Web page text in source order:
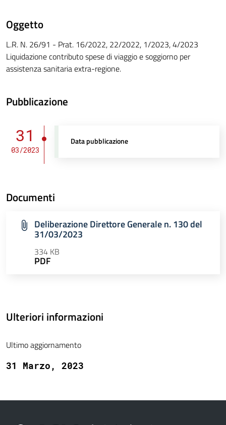
Oggetto
L.R. N. 26/91 - Prat. 16/2022, 22/2022, 1/2023, 4/2023
Liquidazione contributo spese di viaggio e soggiorno per
assistenza sanitaria extra-regione.
Pubblicazione
31
03/2023
Data pubblicazione
Documenti
Deliberazione Direttore Generale n. 130 del
31/03/2023
334 KB
PDF
Ulteriori informazioni
Ultimo aggiornamento
31 Marzo, 2023